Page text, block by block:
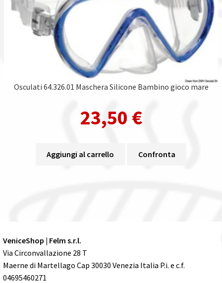
Osculati 64.326.01 Maschera Silicone Bambino gioco mare
23,50 €
Aggiungi al carrello Confronta
VeniceShop | Felm s.r.l.
Via Circonvallazione 28 T
Maerne di Martellago Cap 30030 Venezia Italia P.i. e c.f.
04695460271